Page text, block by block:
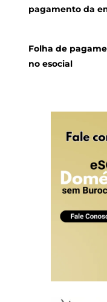
pagamento da
Folha de
no esocial